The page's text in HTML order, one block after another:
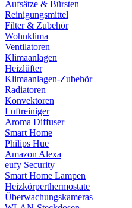
Aufsätze & Bürsten
Reinigungsmittel
Filter & Zubehör
Wohnklima
Ventilatoren
Klimaanlagen
Heizlüfter
Klimaanlagen-Zubehör
Radiatoren
Konvektoren
Luftreiniger
Aroma Diffuser
Smart Home
Philips Hue
Amazon Alexa
eufy Security
Smart Home Lampen
Heizkörperthermostate
Überwachungskameras